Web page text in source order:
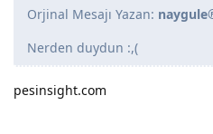
Orjinal Mesajı Yazan:
Nerden duydun :,(
pesinsight.com